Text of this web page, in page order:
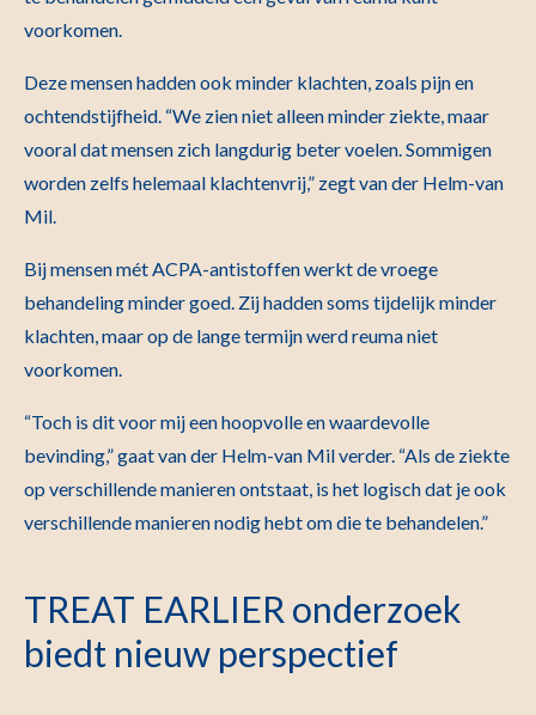
voorkomen.
Deze mensen hadden ook minder klachten, zoals pijn en
ochtendstijfheid. “We zien niet alleen minder ziekte, maar
vooral dat mensen zich langdurig beter voelen. Sommigen
worden zelfs helemaal klachtenvrij,” zegt van der Helm-van
Mil.
Bij mensen mét ACPA-antistoffen werkt de vroege
behandeling minder goed. Zij hadden soms tijdelijk minder
klachten, maar op de lange termijn werd reuma niet
voorkomen.
“Toch is dit voor mij een hoopvolle en waardevolle
bevinding,” gaat van der Helm-van Mil verder. “Als de ziekte
op verschillende manieren ontstaat, is het logisch dat je ook
verschillende manieren nodig hebt om die te behandelen.”
TREAT EARLIER onderzoek
biedt nieuw perspectief